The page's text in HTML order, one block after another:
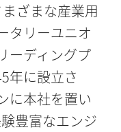
ざまな産業用
タリーユニオ
ーディングプ
年に設立さ
に本社を置い
豊富なエンジ